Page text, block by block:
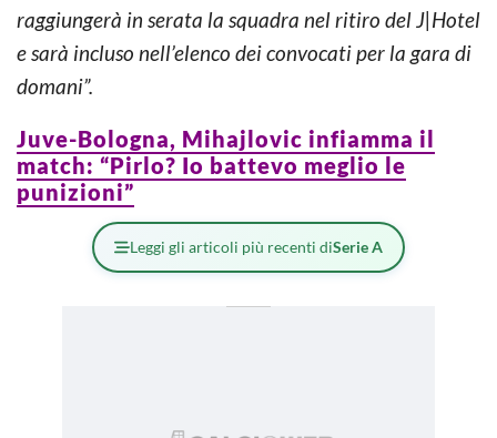
raggiungerà in serata la squadra nel ritiro del J|Hotel
e sarà incluso nell’elenco dei convocati per la gara di
domani”.
Juve-Bologna, Mihajlovic infiamma il
match: “Pirlo? Io battevo meglio le
punizioni”
Leggi gli articoli più recenti diSerie A